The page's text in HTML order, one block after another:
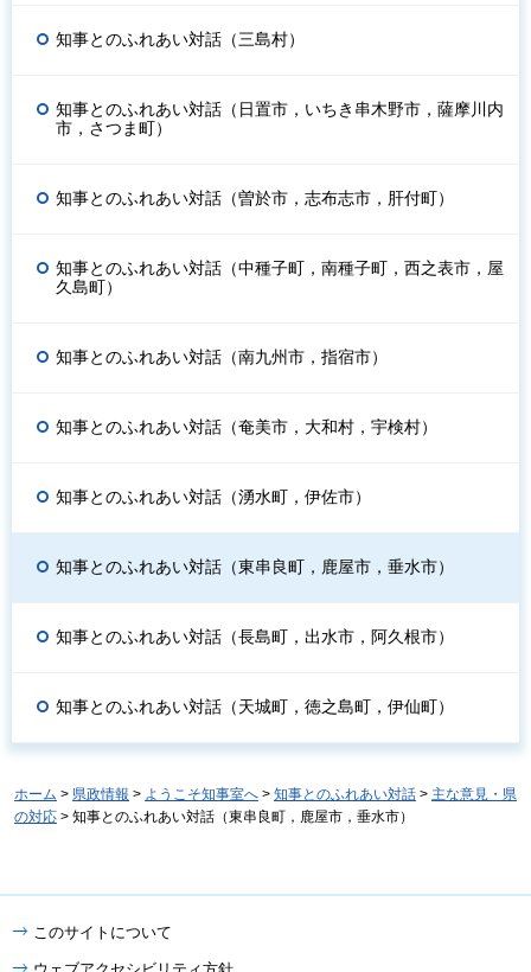
知事とのふれあい対話（三島村）
知事とのふれあい対話（日置市，いちき串木野市，薩摩川内
市，さつま町）
知事とのふれあい対話（曽於市，志布志市，肝付町）
知事とのふれあい対話（中種子町，南種子町，西之表市，屋
久島町）
知事とのふれあい対話（南九州市，指宿市）
知事とのふれあい対話（奄美市，大和村，宇検村）
知事とのふれあい対話（湧水町，伊佐市）
知事とのふれあい対話（東串良町，鹿屋市，垂水市）
知事とのふれあい対話（長島町，出水市，阿久根市）
知事とのふれあい対話（天城町，徳之島町，伊仙町）
ホーム > 県政情報 > ようこそ知事室へ > 知事とのふれあい対話 > 主な意見・県
の対応 > 知事とのふれあい対話（東串良町，鹿屋市，垂水市）
このサイトについて